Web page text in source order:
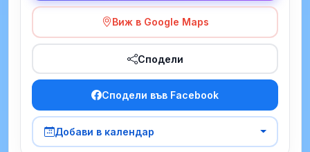
Виж в Google Maps
Сподели
Сподели във Facebook
Добави в календар